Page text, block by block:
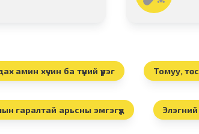
амин хүчин ба түүний үүрэг Томуу,
гаралтай арьсны эмгэгүүд